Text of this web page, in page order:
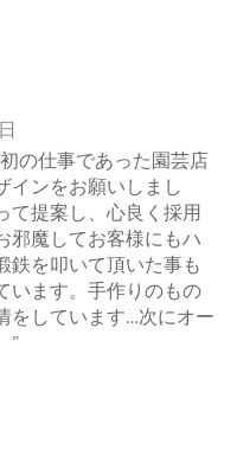
の仕事であった園芸店
インをお願いしまし
て提案し、心良く採用
邪魔してお客様にもハ
鉄を叩いて頂いた事も
います。手作りのもの
をしています…次にオー
”